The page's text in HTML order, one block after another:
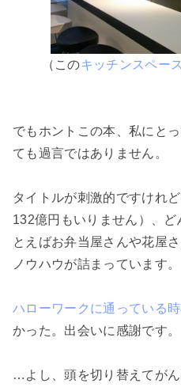
（このキッチンスペース
でもホントこの本、私にと
ても過言ではありません。
タイトルが刺激的ですけれ
132億円もいりません）、
とえばお弁当屋さんや花屋
ノウハウが詰まっています。
ハローワークに通っている時
かった。出会いに感謝です。
…よし、頭を切り替えてがん